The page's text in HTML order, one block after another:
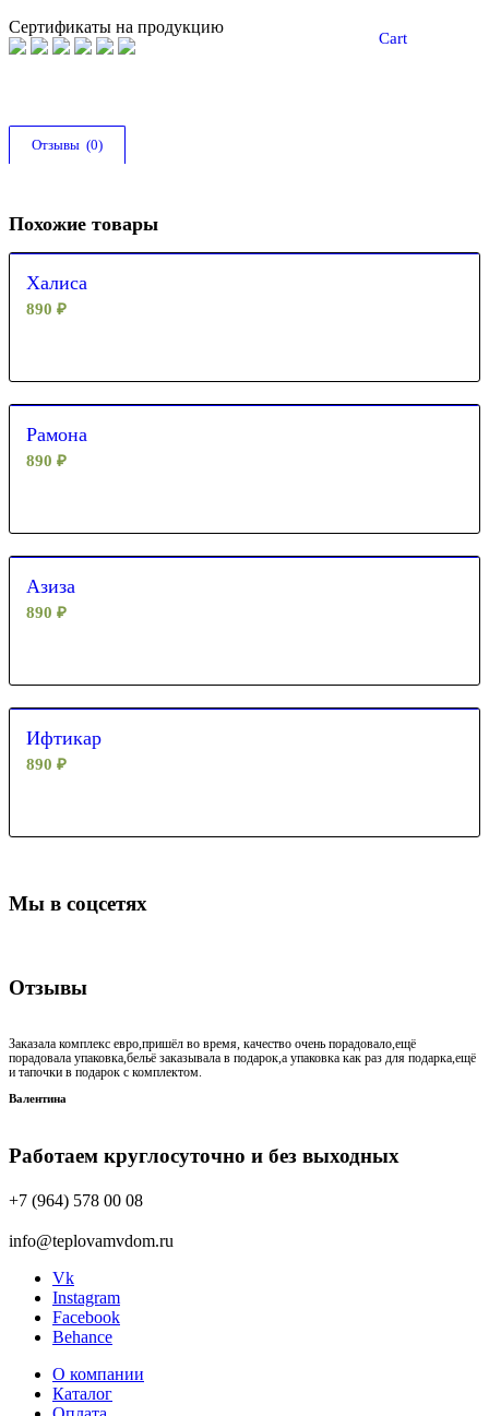
Cart
Сертификаты на продукцию
Отзывы  (0)
Похожие товары
Халиса
890 ₽
Рамона
890 ₽
Азиза
890 ₽
Ифтикар
890 ₽
Мы в соцсетях
Отзывы
Заказала комплекс евро,пришёл во время, качество очень порадовало,ещё
порадовала упаковка,бельё заказывала в подарок,а упаковка как раз для подарка,ещё
и тапочки в подарок с комплектом.
Валентина
Работаем круглосуточно и без выходных
+7 (964) 578 00 08
info@teplovamvdom.ru
Vk
Instagram
Facebook
Behance
О компании
Каталог